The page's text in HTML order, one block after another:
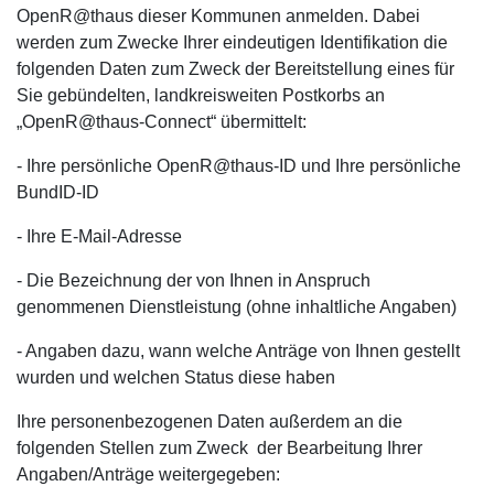
OpenR@thaus dieser Kommunen anmelden. Dabei
werden zum Zwecke Ihrer eindeutigen Identifikation die
folgenden Daten zum Zweck der Bereitstellung eines für
Sie gebündelten, landkreisweiten Postkorbs an
„OpenR@thaus-Connect“ übermittelt:
- Ihre persönliche OpenR@thaus-ID und Ihre persönliche
BundID-ID
- Ihre E-Mail-Adresse
- Die Bezeichnung der von Ihnen in Anspruch
genommenen Dienstleistung (ohne inhaltliche Angaben)
- Angaben dazu, wann welche Anträge von Ihnen gestellt
wurden und welchen Status diese haben
Ihre personenbezogenen Daten außerdem an die
folgenden Stellen zum Zweck der Bearbeitung Ihrer
Angaben/Anträge weitergegeben: